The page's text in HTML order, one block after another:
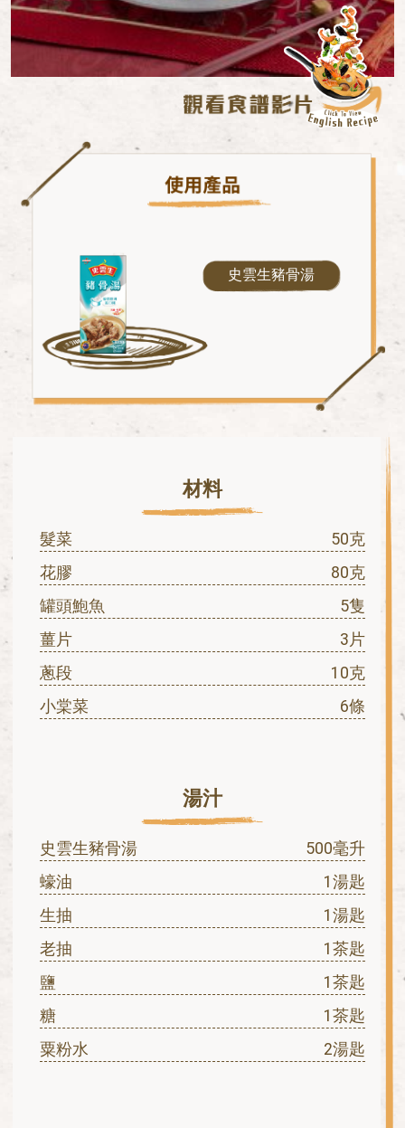
史雲生豬骨湯
材料
髮菜
50克
花膠
80克
罐頭鮑魚
5隻
薑片
3片
蔥段
10克
小棠菜
6條
湯汁
史雲生豬骨湯
500毫升
蠔油
1湯匙
生抽
1湯匙
老抽
1茶匙
鹽
1茶匙
糖
1茶匙
粟粉水
2湯匙